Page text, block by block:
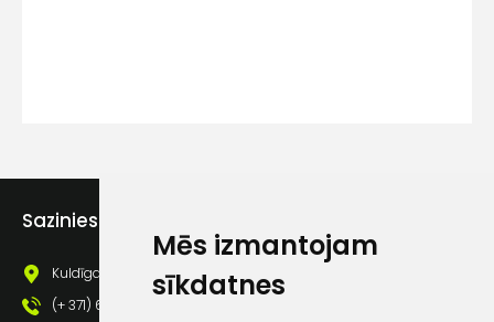
Mēs izmantojam
sīkdatnes
Sazinies ar mums
Kuldīgas iela 69a, Saldus, Saldus nov., LV - 3801
(+ 371) 63 881 186
Sūtīt ziņojumu